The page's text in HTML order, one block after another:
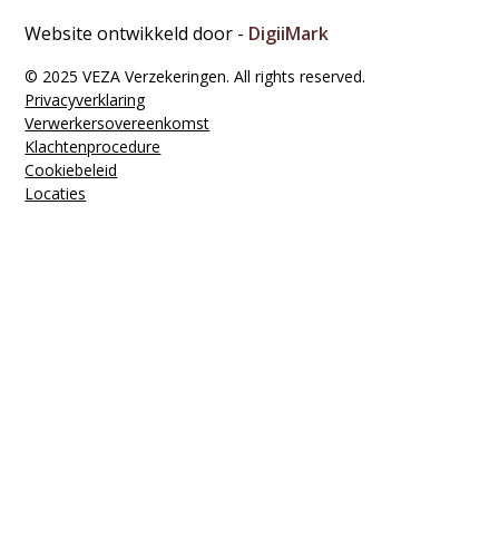
© 2025 VEZA Verzekeringen. All rights reserved.
Privacyverklaring
Verwerkers­overeenkomst
Klachten­procedure
Cookiebeleid
Locaties
Website ontwikkeld door - DigiiMark